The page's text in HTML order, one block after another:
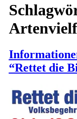
“Rettet die